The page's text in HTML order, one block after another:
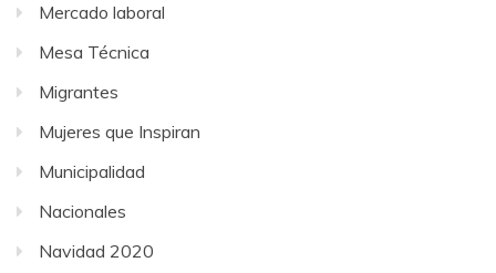
Mercado laboral
Mesa Técnica
Migrantes
Mujeres que Inspiran
Municipalidad
Nacionales
Navidad 2020